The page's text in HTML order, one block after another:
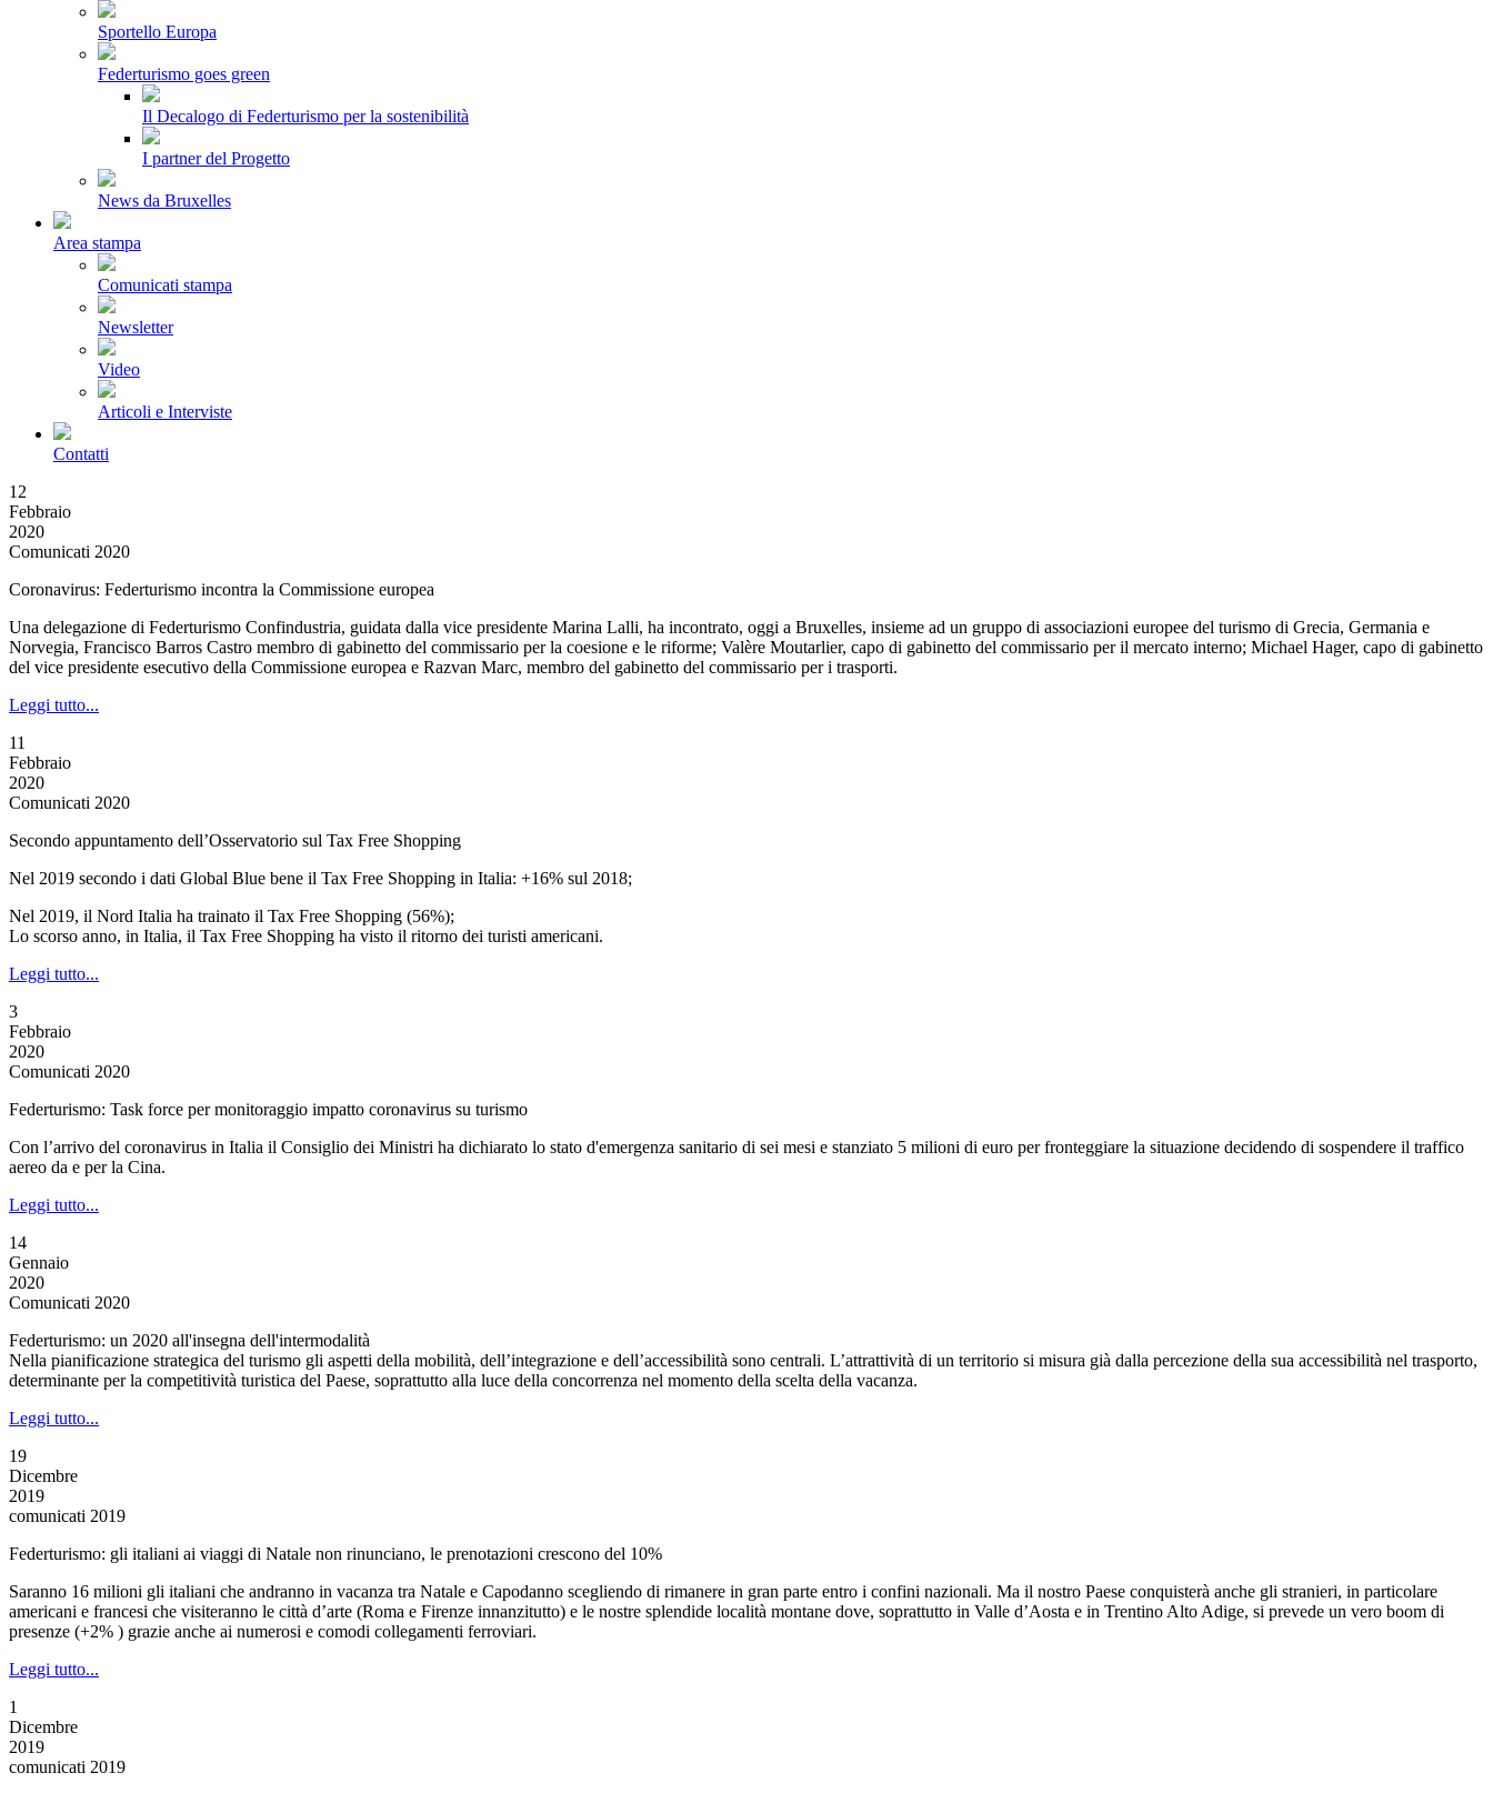
Sportello Europa
Federturismo goes green
Il Decalogo di Federturismo per la sostenibilità
I partner del Progetto
News da Bruxelles
Area stampa
Comunicati stampa
Newsletter
Video
Articoli e Interviste
Contatti
12
Febbraio
2020
Comunicati 2020
Coronavirus: Federturismo incontra la Commissione europea
Una delegazione di Federturismo Confindustria, guidata dalla vice presidente Marina Lalli, ha incontrato, oggi a Bruxelles, insieme ad un gruppo di associazioni europee del turismo di Grecia, Germania e
Norvegia, Francisco Barros Castro membro di gabinetto del commissario per la coesione e le riforme; Valère Moutarlier, capo di gabinetto del commissario per il mercato interno; Michael Hager, capo di gabinetto
del vice presidente esecutivo della Commissione europea e Razvan Marc, membro del gabinetto del commissario per i trasporti.
Leggi tutto...
11
Febbraio
2020
Comunicati 2020
Secondo appuntamento dell’Osservatorio sul Tax Free Shopping
Nel 2019 secondo i dati Global Blue bene il Tax Free Shopping in Italia: +16% sul 2018;
Nel 2019, il Nord Italia ha trainato il Tax Free Shopping (56%);
Lo scorso anno, in Italia, il Tax Free Shopping ha visto il ritorno dei turisti americani.
Leggi tutto...
3
Febbraio
2020
Comunicati 2020
Federturismo: Task force per monitoraggio impatto coronavirus su turismo
Con l’arrivo del coronavirus in Italia il Consiglio dei Ministri ha dichiarato lo stato d'emergenza sanitario di sei mesi e stanziato 5 milioni di euro per fronteggiare la situazione decidendo di sospendere il traffico
aereo da e per la Cina.
Leggi tutto...
14
Gennaio
2020
Comunicati 2020
Federturismo: un 2020 all'insegna dell'intermodalità
Nella pianificazione strategica del turismo gli aspetti della mobilità, dell’integrazione e dell’accessibilità sono centrali. L’attrattività di un territorio si misura già dalla percezione della sua accessibilità nel trasporto,
determinante per la competitività turistica del Paese, soprattutto alla luce della concorrenza nel momento della scelta della vacanza.
Leggi tutto...
19
Dicembre
2019
comunicati 2019
Federturismo: gli italiani ai viaggi di Natale non rinunciano, le prenotazioni crescono del 10%
Saranno 16 milioni gli italiani che andranno in vacanza tra Natale e Capodanno scegliendo di rimanere in gran parte entro i confini nazionali. Ma il nostro Paese conquisterà anche gli stranieri, in particolare
americani e francesi che visiteranno le città d’arte (Roma e Firenze innanzitutto) e le nostre splendide località montane dove, soprattutto in Valle d’Aosta e in Trentino Alto Adige, si prevede un vero boom di
presenze (+2% ) grazie anche ai numerosi e comodi collegamenti ferroviari.
Leggi tutto...
1
Dicembre
2019
comunicati 2019